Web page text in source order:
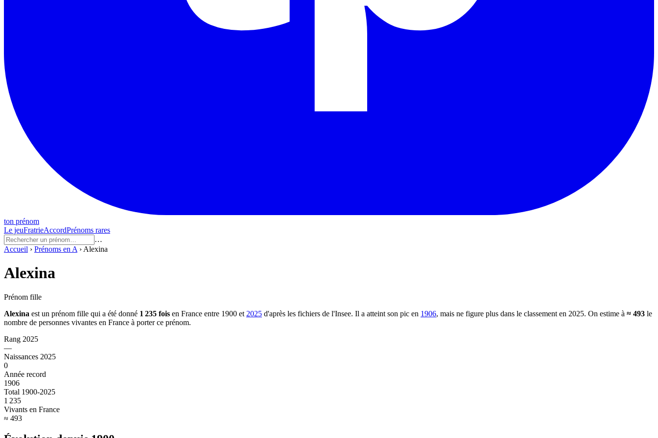
ton prénom
Le jeuFratrieAccordPrénoms rares
…
Accueil › Prénoms en A › Alexina
Alexina
Prénom fille
Alexina est un prénom fille qui a été donné 1 235 fois en France entre 1900 et 2025 d'après les fichiers de l'Insee. Il a atteint son pic en 1906, mais ne figure plus dans le classement en 2025. On estime à ≈ 493 le
nombre de personnes vivantes en France à porter ce prénom.
Rang 2025
—
Naissances 2025
0
Année record
1906
Total 1900-2025
1 235
Vivants en France
≈ 493